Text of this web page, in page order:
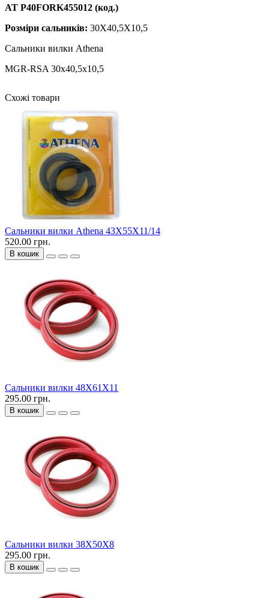
AT P40FORK455012 (код.)
Розміри сальників: 30X40,5X10,5
Сальники вилки Athena
MGR-RSA 30x40,5x10,5
Схожі товари
Сальники вилки Athena 43X55X11/14
520.00 грн.
В кошик
Сальники вилки 48X61X11
295.00 грн.
В кошик
Сальники вилки 38X50X8
295.00 грн.
В кошик